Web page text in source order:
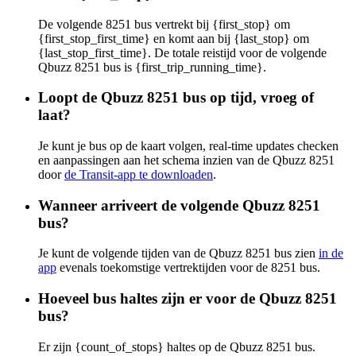
De volgende 8251 bus vertrekt bij {first_stop} om
{first_stop_first_time} en komt aan bij {last_stop} om
{last_stop_first_time}. De totale reistijd voor de volgende
Qbuzz 8251 bus is {first_trip_running_time}.
Loopt de Qbuzz 8251 bus op tijd, vroeg of
laat?
Je kunt je bus op de kaart volgen, real-time updates checken
en aanpassingen aan het schema inzien van de Qbuzz 8251
doorde Transit-app te downloaden.
Wanneer arriveert de volgende Qbuzz 8251
bus?
Je kunt de volgende tijden van de Qbuzz 8251 bus zien in de
app evenals toekomstige vertrektijden voor de 8251 bus.
Hoeveel bus haltes zijn er voor de Qbuzz 8251
bus?
Er zijn {count_of_stops} haltes op de Qbuzz 8251 bus.